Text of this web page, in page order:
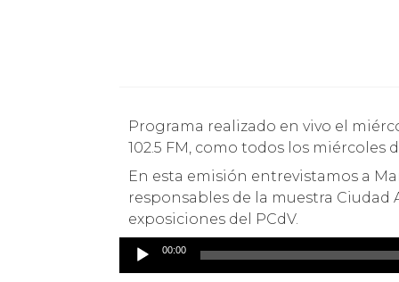
Programa realizado en vivo el miércoles 26 de diciembre por las ondas de radio Ritoque
102.5 FM, como todos los miércoles
En esta emisión entrevistamos a
responsables de la muestra
exposiciones del PCdV.
00:00